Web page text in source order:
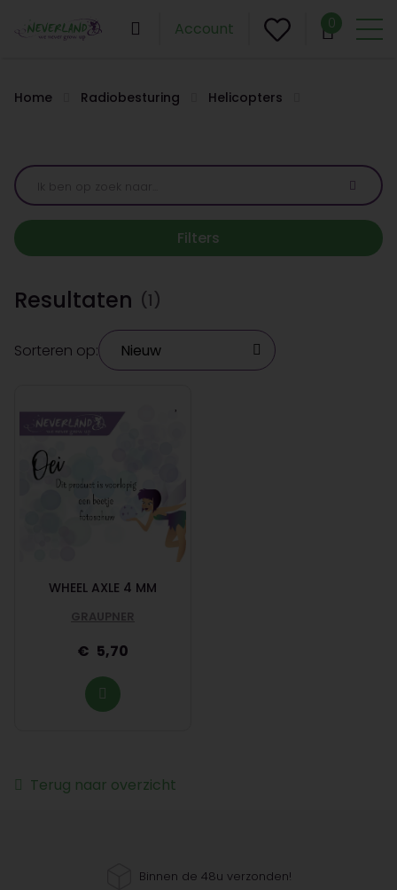
Account 0
Home Radiobesturing Helicopters
Filters
Resultaten (1)
Sorteren op:
WHEEL AXLE 4 MM
GRAUPNER
5,70
Terug naar overzicht
Binnen de 48u verzonden!